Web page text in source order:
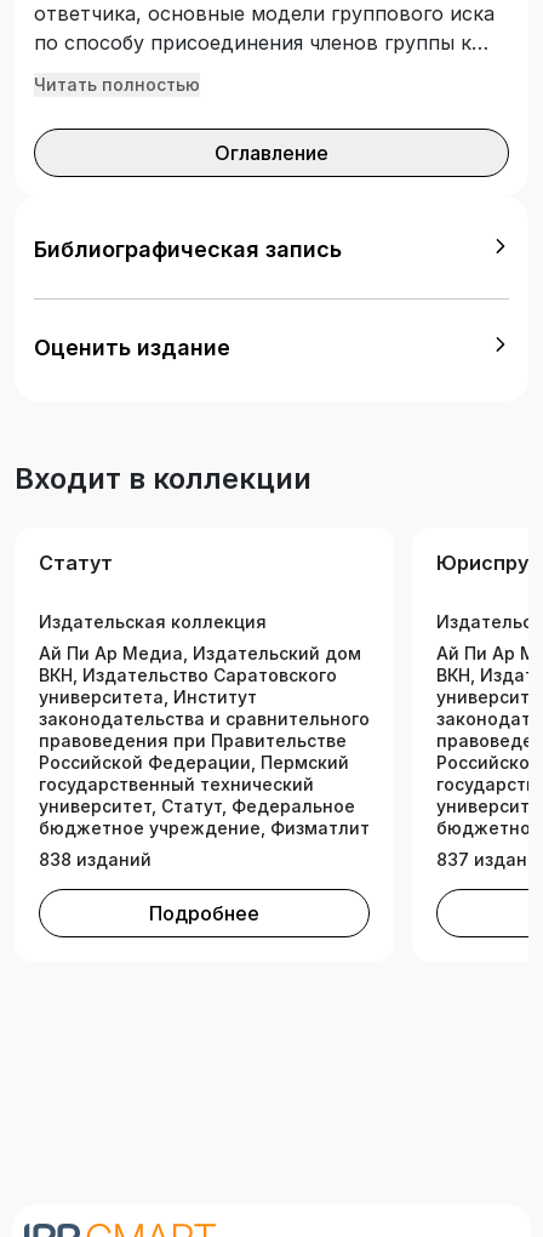
ответчика, основные модели группового иска
по способу присоединения членов группы к
групповому иску и современная российская
представленном в работе теоретическом
фундаменте, автор рассматривает общие и
Исследованы возражения, связанные с
возражения против условий сертификации
группы лиц. На основе проведенного анализа
автором предлагаются варианты развития
условия и порядок предъявления и
российские и иностранные теоретические
судебная практика, вследствие чего
монография будет представлять интерес как
для научных работников, студентов и
аспирантов, так и для практикующих юристов,
включая судей. Законодательство и
электронные ресурсы приведены по
состоянию на 1 июля 2024.
Читать полностью
Оглавление
Библиографическая запись
Оценить издание
Входит в коллекции
Статут
Издательская коллекция
Ай Пи Ар Медиа, Издательский дом
ВКН, Издательство Саратовского
университета, Институт
законодательства и сравнительного
правоведения при Правительстве
Российской Федерации, Пермский
государственный технический
университет, Статут, Федеральное
бюджетное учреждение, Физматлит
838 изданий
Подробнее
Ай Пи Ар
ВКН,
837